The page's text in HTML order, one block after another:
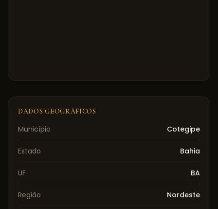
DADOS GEOGRÁFICOS
Município Cotegipe
Estado Bahia
UF BA
Região Nordeste